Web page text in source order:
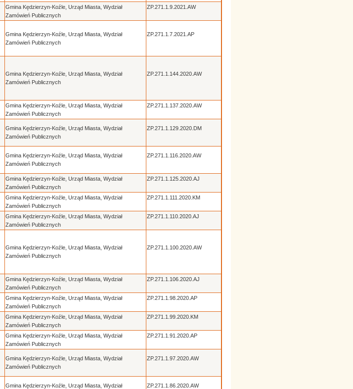
Gmina Kędzierzyn-Koźle, Urząd Miasta, Wydział
Zamówień Publicznych
ZP.271.1.9.2021.AW
Gmina Kędzierzyn-Koźle, Urząd Miasta, Wydział
Zamówień Publicznych
ZP.271.1.7.2021.AP
Gmina Kędzierzyn-Koźle, Urząd Miasta, Wydział
Zamówień Publicznych
ZP.271.1.144.2020.AW
Gmina Kędzierzyn-Koźle, Urząd Miasta, Wydział
Zamówień Publicznych
ZP.271.1.137.2020.AW
Gmina Kędzierzyn-Koźle, Urząd Miasta, Wydział
Zamówień Publicznych
ZP.271.1.129.2020.DM
Gmina Kędzierzyn-Koźle, Urząd Miasta, Wydział
Zamówień Publicznych
ZP.271.1.116.2020.AW
Gmina Kędzierzyn-Koźle, Urząd Miasta, Wydział
Zamówień Publicznych
ZP.271.1.125.2020.AJ
Gmina Kędzierzyn-Koźle, Urząd Miasta, Wydział
Zamówień Publicznych
ZP.271.1.111.2020.KM
Gmina Kędzierzyn-Koźle, Urząd Miasta, Wydział
Zamówień Publicznych
ZP.271.1.110.2020.AJ
Gmina Kędzierzyn-Koźle, Urząd Miasta, Wydział
Zamówień Publicznych
ZP.271.1.100.2020.AW
Gmina Kędzierzyn-Koźle, Urząd Miasta, Wydział
Zamówień Publicznych
ZP.271.1.106.2020.AJ
Gmina Kędzierzyn-Koźle, Urząd Miasta, Wydział
Zamówień Publicznych
ZP.271.1.98.2020.AP
Gmina Kędzierzyn-Koźle, Urząd Miasta, Wydział
Zamówień Publicznych
ZP.271.1.99.2020.KM
Gmina Kędzierzyn-Koźle, Urząd Miasta, Wydział
Zamówień Publicznych
ZP.271.1.91.2020.AP
Gmina Kędzierzyn-Koźle, Urząd Miasta, Wydział
Zamówień Publicznych
ZP.271.1.97.2020.AW
Gmina Kędzierzyn-Koźle, Urząd Miasta, Wydział ZP.271.1.86.2020.AW